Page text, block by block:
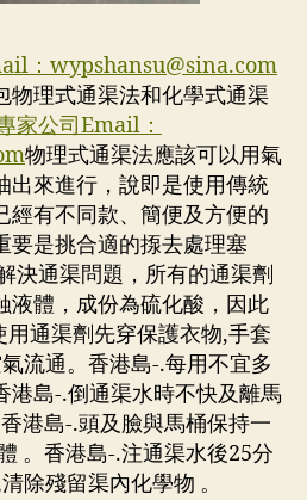
： wypshansu@sina.com
物理式通渠法和化學式通渠
家公司Email：
物理式通渠法應該可以用氣
出來進行，說即是使用傳統
經有不同款、簡便及方便的
要是挑合適的揼去處理塞
決通渠問題，所有的通渠劑
液體，成份為硫化酸，因此
通渠劑先穿保護衣物,手套
流通。香港島-.每用不宜多
港島-.倒通渠水時不快及離馬
港島-.頭及臉與馬桶保持一
。香港島-.注通渠水後25分
除殘留渠內化學物 。